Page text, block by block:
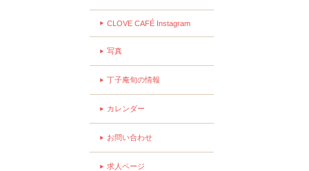
CLOVE CAFÉ Instagram
写真
丁子庵旬の情報
カレンダー
お問い合わせ
求人ページ